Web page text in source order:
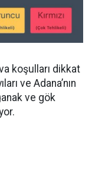
koşulları dikkat
ve Adana’nın
ve gök